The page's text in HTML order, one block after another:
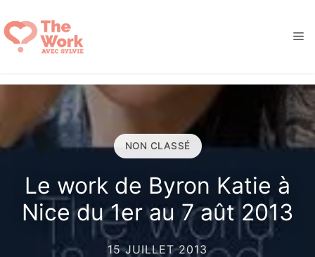
au
contenu
NON CLASSÉ
Le work de Byron Katie à
Nice du 1er au 7 aût 2013
15 JUILLET 2013